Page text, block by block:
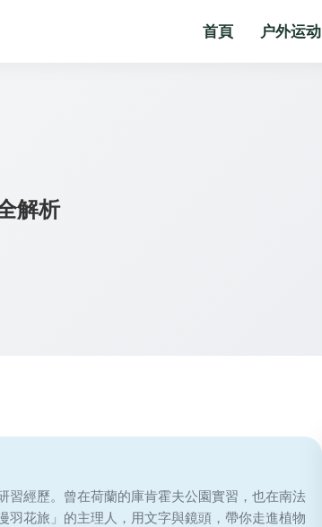
首頁 户外运动
解析
經歷。曾在荷蘭的庫肯霍夫公園實習，也在南法
花旅」的主理人，用文字與鏡頭，帶你走進植物